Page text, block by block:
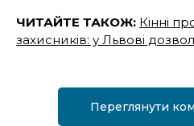
ЧИТАЙТЕ ТАКОЖ: Кінні
захисників: у Львові
Переглянути